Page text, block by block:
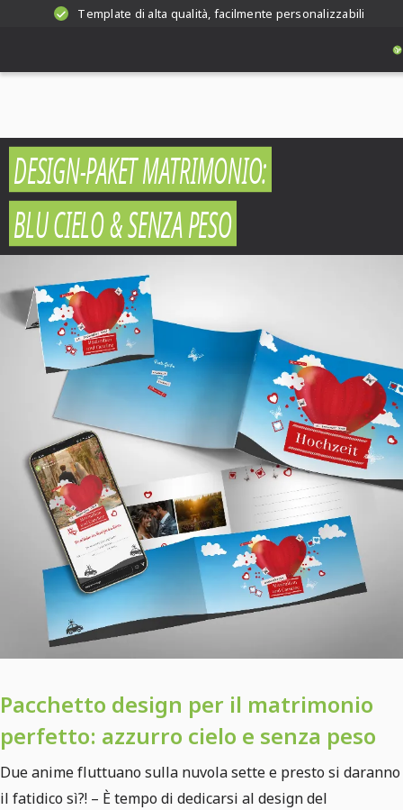
Template di alta qualità, facilmente personalizzabili
DESIGN-PAKET MATRIMONIO:
BLU CIELO & SENZA PESO
Pacchetto design per il matrimonio
perfetto: azzurro cielo e senza peso
Due anime fluttuano sulla nuvola sette e presto si daranno
il fatidico sì?! – È tempo di dedicarsi al design del